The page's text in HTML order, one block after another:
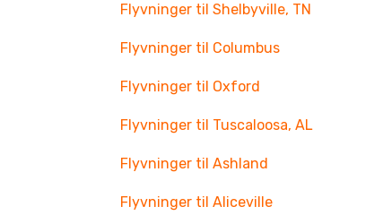
Flyvninger til Shelbyville, TN
Flyvninger til Columbus
Flyvninger til Oxford
Flyvninger til Tuscaloosa, AL
Flyvninger til Ashland
Flyvninger til Aliceville